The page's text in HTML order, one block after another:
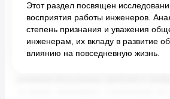
Этот раздел посвящен
восприятия работы инженеров.
степень признания и уважения
инженерам, их вкладу в развитие
влиянию на повседневную жизнь.